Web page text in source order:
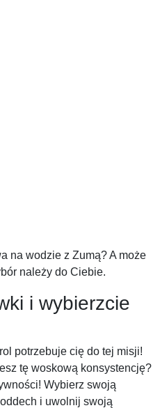
na wodzie z Zumą? A może
należy do Ciebie.
i wybierzcie
potrzebuje cię do tej misji!
tę woskową konsystencję?
Wybierz swoją
i uwolnij swoją